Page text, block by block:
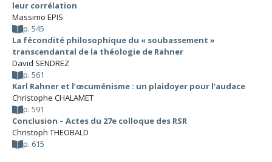
leur corrélation
Massimo EPIS
p. 545
La fécondité philosophique du « soubassement »
transcendantal de la théologie de Rahner
David SENDREZ
p. 561
Karl Rahner et l’œcuménisme : un plaidoyer pour l’audace
Christophe CHALAMET
p. 591
Conclusion – Actes du 27e colloque des RSR
Christoph THEOBALD
p. 615